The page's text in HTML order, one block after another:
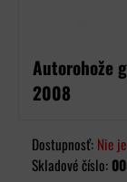
Autorohože
2008
Dostupnosť: Nie
Skladové číslo: